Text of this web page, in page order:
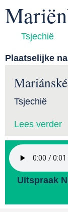
Tsjechië
Plaatselijke
Tsjechië
Lees verder
Uitspraak